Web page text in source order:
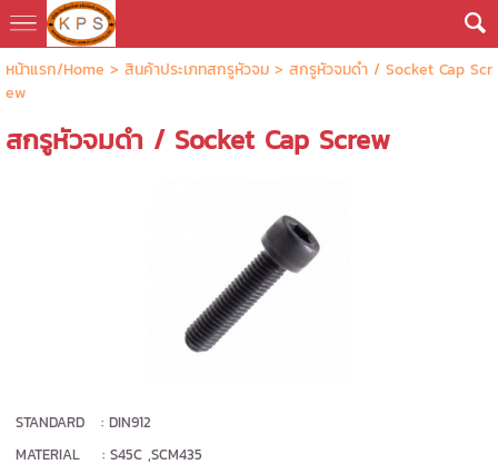
หน้าแรก/Home > สินค้าประเภทสกรูหัวจม > สกรูหัวจมดำ / Socket Cap Scr
ew
สกรูหัวจมดำ / Socket Cap Screw
STANDARD : DIN912
MATERIAL : S45C ,SCM435